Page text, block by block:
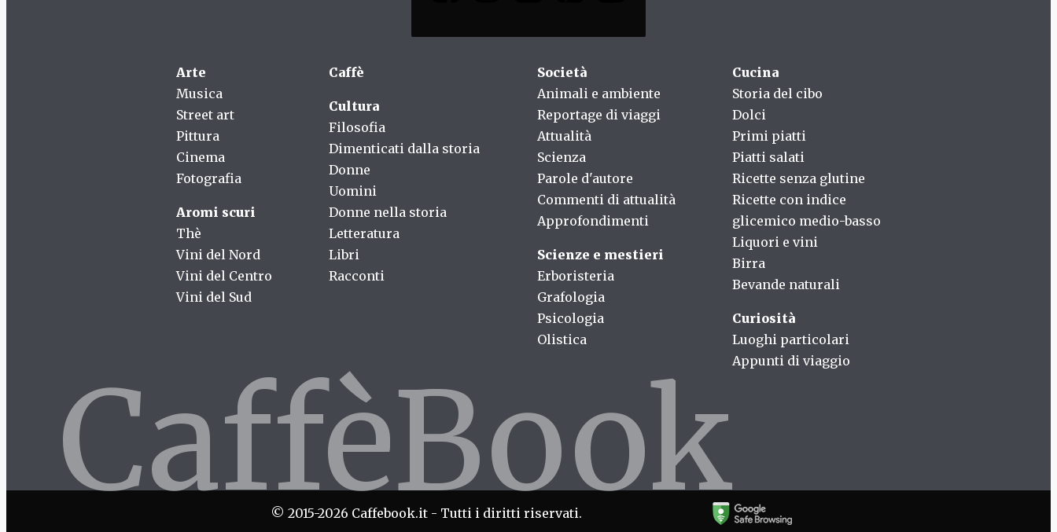
CaffèBook
Arte
Musica
Street art
Pittura
Cinema
Fotografia
Aromi scuri
Thè
Vini del Nord
Vini del Centro
Vini del Sud
Caffè
Cultura
Filosofia
Dimenticati dalla storia
Donne
Uomini
Donne nella storia
Letteratura
Libri
Racconti
Società
Animali e ambiente
Reportage di viaggi
Attualità
Scienza
Parole d'autore
Commenti di attualità
Approfondimenti
Scienze e mestieri
Erboristeria
Grafologia
Psicologia
Olistica
Cucina
Storia del cibo
Dolci
Primi piatti
Piatti salati
Ricette senza glutine
Ricette con indice
glicemico medio-basso
Liquori e vini
Birra
Bevande naturali
Curiosità
Luoghi particolari
Appunti di viaggio
© 2015-2026 Caffebook.it - Tutti i diritti riservati.